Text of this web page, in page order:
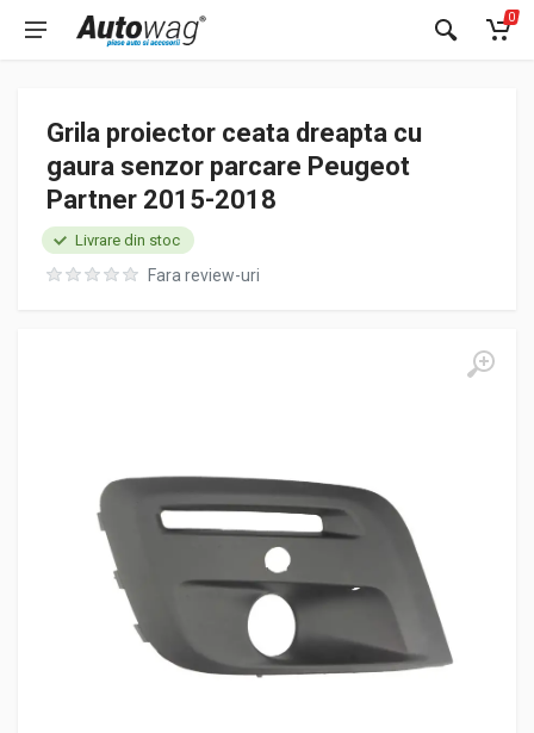
0
Grila proiector ceata dreapta cu
gaura senzor parcare Peugeot
Partner 2015-2018
Fara review-uri
Livrare din stoc